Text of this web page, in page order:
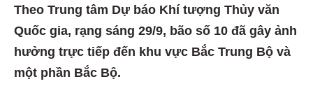
Theo Trung tâm Dự báo Khí tượng Thủy văn
Quốc gia, rạng sáng 29/9, bão số 10 đã gây ảnh
hưởng trực tiếp đến khu vực Bắc Trung Bộ và
một phần Bắc Bộ.